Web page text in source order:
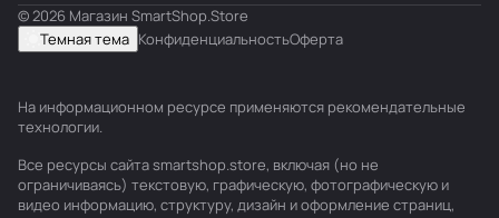
© 2026 Магазин SmartShop.Store
Темная тема КонфиденциальностьОферта
На информационном ресурсе применяются рекомендательные
технологии.
Все ресурсы сайта smartshop.store, включая (но не
ограничиваясь) текстовую, графическую, фотографическую и
видео информацию, структуру, дизайн и оформление страниц,